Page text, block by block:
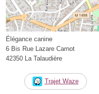
Élégance canine
6 Bis Rue Lazare Carnot
42350 La Talaudière
Trajet Waze